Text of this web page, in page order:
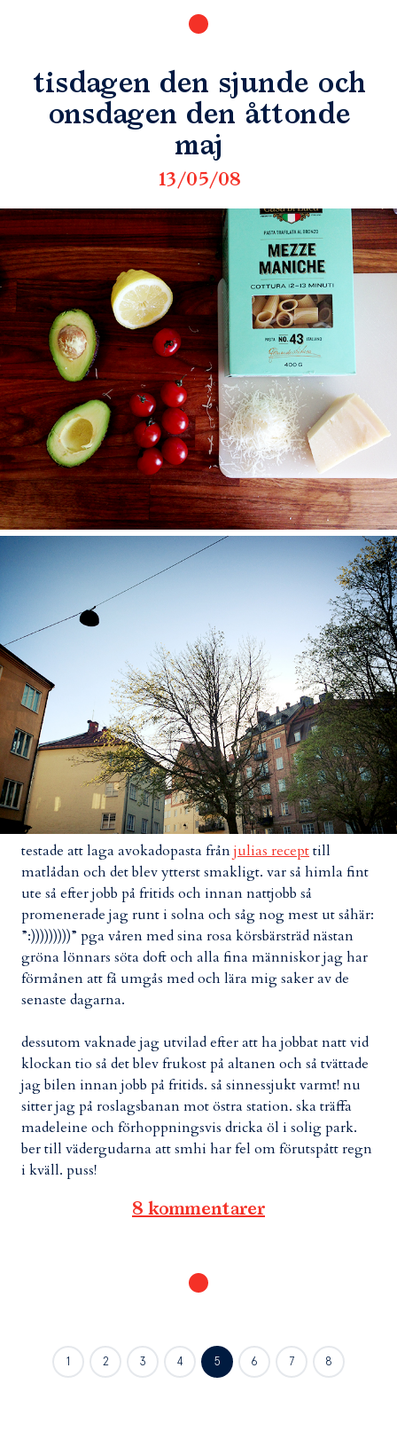
tisdagen den sjunde och
onsdagen den åttonde
maj
13/05/08
testade att laga avokadopasta frånjulias recepttill
matlådan och det blev ytterst smakligt. var så himla fint
ute så efter jobb på fritids och innan nattjobb så
promenerade jag runt i solna och såg nog mest ut såhär:
”:)))))))))” pga våren med sina rosa körsbärsträd nästan
gröna lönnars söta doft och alla fina människor jag har
förmånen att få umgås med och lära mig saker av de
senaste dagarna.
dessutom vaknade jag utvilad efter att ha jobbat natt vid
klockan tio så det blev frukost på altanen och så tvättade
jag bilen innan jobb på fritids. så sinnessjukt varmt! nu
sitter jag på roslagsbanan mot östra station. ska träffa
madeleine och förhoppningsvis dricka öl i solig park.
ber till vädergudarna att smhi har fel om förutspått regn
i kväll. puss!
8 kommentarer
1 2 3 4 5 6 7 8